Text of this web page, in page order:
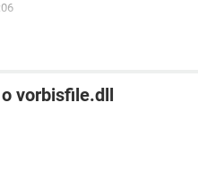
vorbisfile.dll